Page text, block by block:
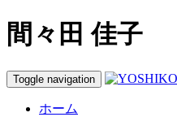
間々田 佳子
Toggle navigation
ホーム